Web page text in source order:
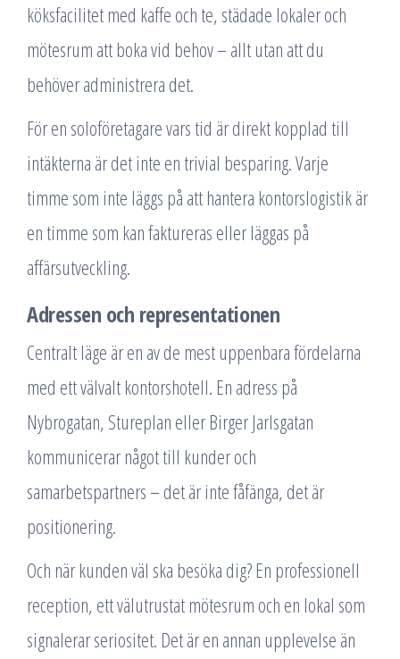
köksfacilitet med kaffe och te, städade lokaler och
mötesrum att boka vid behov – allt utan att du
behöver administrera det.
För en soloföretagare vars tid är direkt kopplad till
intäkterna är det inte en trivial besparing. Varje
timme som inte läggs på att hantera kontorslogistik är
en timme som kan faktureras eller läggas på
affärsutveckling.
Adressen och representationen
Centralt läge är en av de mest uppenbara fördelarna
med ett välvalt kontorshotell. En adress på
Nybrogatan, Stureplan eller Birger Jarlsgatan
kommunicerar något till kunder och
samarbetspartners – det är inte fåfänga, det är
positionering.
Och när kunden väl ska besöka dig? En professionell
reception, ett välutrustat mötesrum och en lokal som
signalerar seriositet. Det är en annan upplevelse än